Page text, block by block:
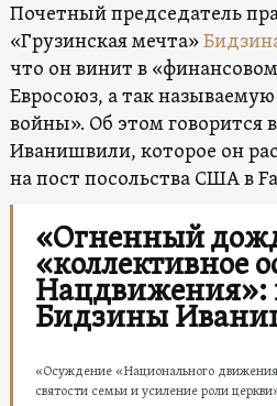
Почетный председатель
«Грузинская мечта»
что он винит в
Евросоюз, а так
войны». Об этом говорится
Иванишвили, которое он
на пост посольства США в
«Огненный
«коллективное
Нацдвижения»:
Бидзины
«Осуждение «Национального
святости семьи и усиление роли